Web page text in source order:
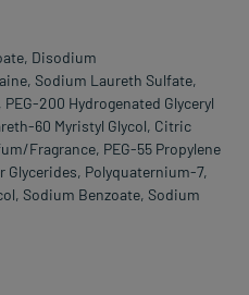
Disodium
Sodium Laureth Sulfate,
200 Hydrogenated Glyceryl
60 Myristyl Glycol, Citric
Fragrance, PEG-55 Propylene
Glycerides, Polyquaternium-7,
Sodium Benzoate, Sodium